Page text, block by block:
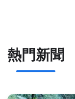
熱門新聞